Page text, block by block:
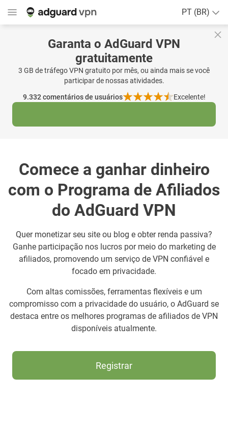
PT (BR)
Garanta o AdGuard VPN
gratuitamente
3 GB de tráfego VPN gratuito por mês, ou ainda mais se você
participar de nossas atividades.
9.332comentários de usuários Excelente!
Comece a ganhar dinheiro
com o Programa de Afiliados
do AdGuard VPN
Quer monetizar seu site ou blog e obter renda passiva?
Ganhe participação nos lucros por meio do marketing de
afiliados, promovendo um serviço de VPN confiável e
focado em privacidade.
Com altas comissões, ferramentas flexíveis e um
compromisso com a privacidade do usuário, o AdGuard se
destaca entre os melhores programas de afiliados de VPN
disponíveis atualmente.
Registrar